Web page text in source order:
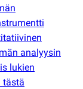
analyysin
lukien
tästä